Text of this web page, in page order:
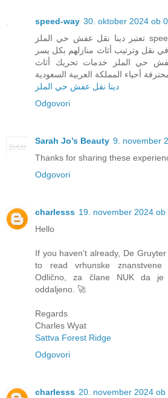
speed-way 30. oktober 2024 ob
تعتبر دينا نقل عفش حي الملز speedway من الخدمات الحيوية
نقل وترتيب أثاث منازلهم بكل يسر
حي الملز خدمات تحريك أثاث
دينا نقل عفش حي الملز
Odgovori
Sarah Jo’s Beauty 9. november
Thanks for sharing these
Odgovori
charlesss 19. november 2024 ob
Hello
If you haven't already, De
to read vrhunske znanstvene
Odlično, za člane NUK da je
oddaljeno. 🚀
Regards
Charles Wyat
Sattva Forest Ridge
Odgovori
charlesss 20. november 2024 ob